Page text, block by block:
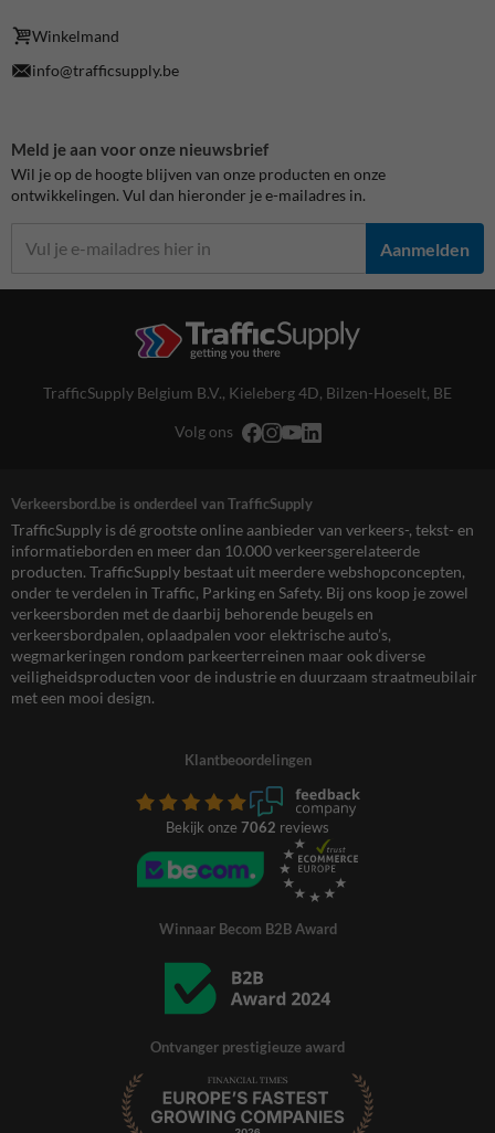
Winkelmand
info@trafficsupply.be
Meld je aan voor onze nieuwsbrief
Wil je op de hoogte blijven van onze producten en onze
ontwikkelingen. Vul dan hieronder je e-mailadres in.
Aanmelden
TrafficSupply Belgium B.V., Kieleberg 4D, Bilzen-Hoeselt, BE
Volg ons
Verkeersbord.be is onderdeel van TrafficSupply
TrafficSupply is dé grootste online aanbieder van verkeers-, tekst- en
informatieborden en meer dan 10.000 verkeersgerelateerde
producten. TrafficSupply bestaat uit meerdere webshopconcepten,
onder te verdelen in Traffic, Parking en Safety. Bij ons koop je zowel
verkeersborden met de daarbij behorende beugels en
verkeersbordpalen, oplaadpalen voor elektrische auto’s,
wegmarkeringen rondom parkeerterreinen maar ook diverse
veiligheidsproducten voor de industrie en duurzaam straatmeubilair
met een mooi design.
Klantbeoordelingen
Bekijk onze 7062 reviews
Winnaar Becom B2B Award
Ontvanger prestigieuze award